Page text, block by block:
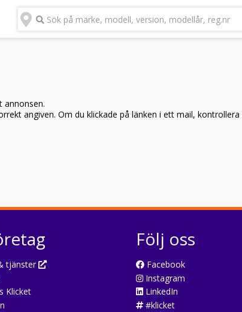
Sök på märke, modell, version, modellår, reg.nr
annonsen.
angiven. Om du klickade på länken i ett mail,
tjänster
Klicket
Följ oss
Facebook
Instagram
LinkedIn
#klicket